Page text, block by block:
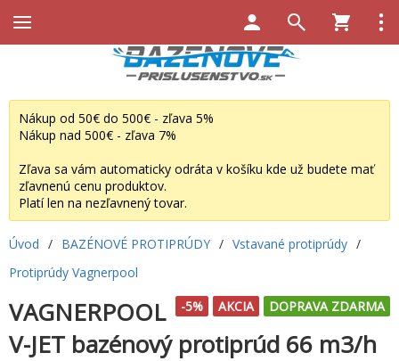
Nákup od 50€ do 500€ - zľava 5%
Nákup nad 500€ - zľava 7%
Zľava sa vám automaticky odráta v košíku kde už budete mať
zľavnenú cenu produktov.
Platí len na nezľavnený tovar.
Úvod / BAZÉNOVÉ PROTIPRÚDY / Vstavané protiprúdy /
Protiprúdy Vagnerpool
DOPRAVA ZDARMA
AKCIA
-5%
VAGNERPOOL
V-JET bazénový protiprúd 66 m3/h